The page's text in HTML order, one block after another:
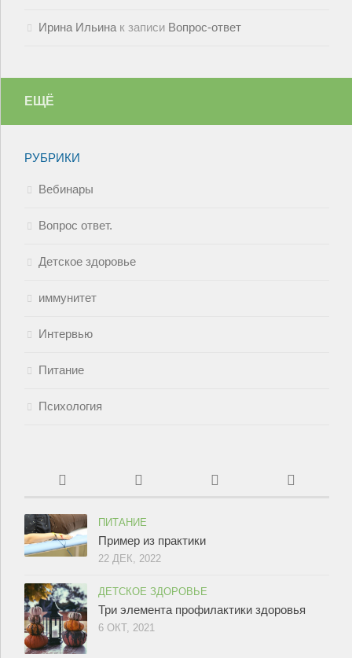
Ирина Ильина к записи Вопрос-ответ
ЕЩЁ
РУБРИКИ
Вебинары
Вопрос ответ.
Детское здоровье
иммунитет
Интервью
Питание
Психология
ПИТАНИЕ
Пример из практики
22 ДЕК, 2022
ДЕТСКОЕ ЗДОРОВЬЕ
Три элемента профилактики здоровья
6 ОКТ, 2021